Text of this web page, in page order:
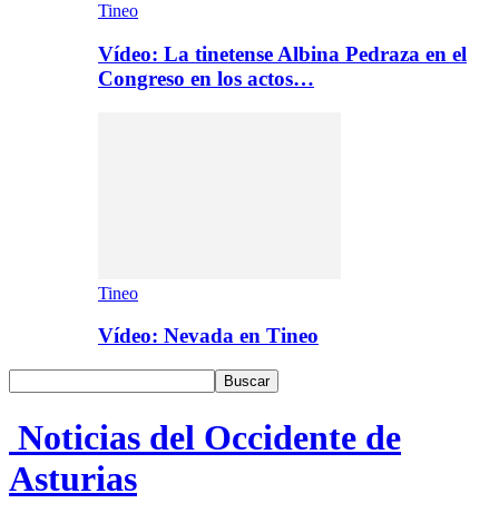
Tineo
Vídeo: La tinetense Albina Pedraza en el
Congreso en los actos…
Tineo
Vídeo: Nevada en Tineo
Noticias del Occidente de
Asturias